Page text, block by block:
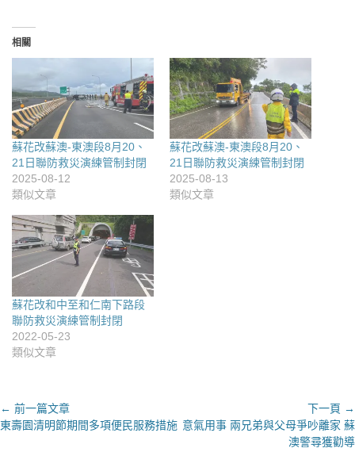
相關
蘇花改蘇澳-東澳段8月20、
21日聯防救災演練管制封閉
2025-08-12
類似文章
蘇花改蘇澳-東澳段8月20、
21日聯防救災演練管制封閉
2025-08-13
類似文章
蘇花改和中至和仁南下路段
聯防救災演練管制封閉
2022-05-23
類似文章
文
章
← 前一篇文章
上
東壽園清明節期間多項便民服務措施
下一頁 →
下意氣用事 兩兄弟與父母爭吵離家 蘇
澳警尋獲勸導